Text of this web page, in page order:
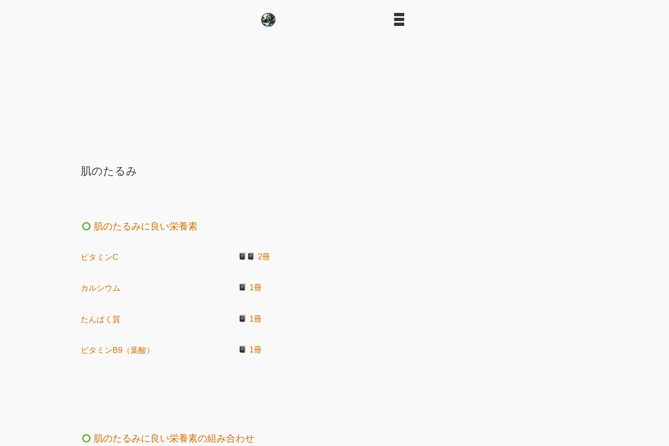
肌のたるみ
肌のたるみに良い栄養素
ビタミンC 2冊
カルシウム 1冊
たんぱく質 1冊
ビタミンB9（葉酸） 1冊
肌のたるみに良い栄養素の組み合わせ